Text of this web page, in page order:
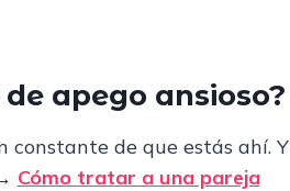
apego ansioso?
constante de que estás ahí. Y
Cómo tratar a una pareja